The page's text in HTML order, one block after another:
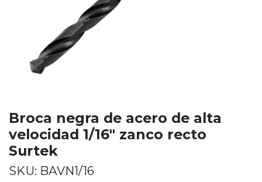
Broca negra de acero de alta
velocidad 1/16" zanco recto
Surtek
SKU: BAVN1/16